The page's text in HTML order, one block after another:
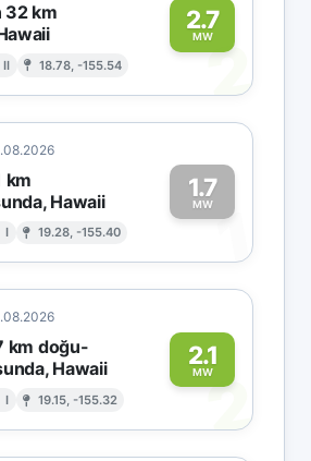
32 km
II 18.78, -155.54
2.7
MW
2
km
Hawaii
I 19.28, -155.40
1.7
MW1
km doğu-
Hawaii
I 19.15, -155.32
2.1
MW2